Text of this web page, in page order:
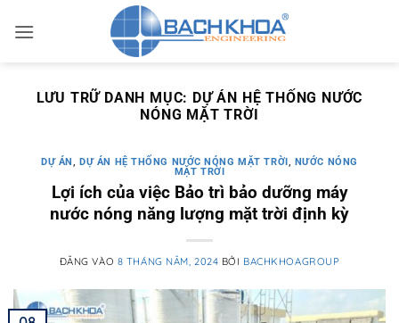
qua
LƯU TRỮ DANH MỤC: DỰ ÁN HỆ THỐNG NƯỚC
NÓNG MẶT TRỜI
DỰ ÁN,DỰ ÁN HỆ THỐNG NƯỚC NÓNG MẶT TRỜI, NƯỚC NÓNG
MẶT TRỜI
Lợi ích của việc Bảo trì bảo dưỡng máy
nước nóng năng lượng mặt trời định kỳ
ĐĂNG VÀO 8 THÁNG NĂM, 2024 BỞI BACHKHOAGROUP